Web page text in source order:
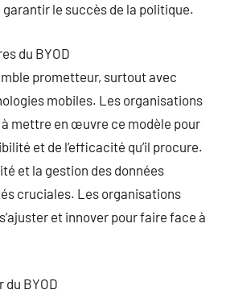
le succès de la politique.
du BYOD
prometteur, surtout avec
mobiles. Les organisations
mettre en œuvre ce modèle pour
et de l’efficacité qu’il procure.
et la gestion des données
cruciales. Les organisations
et innover pour faire face à
BYOD